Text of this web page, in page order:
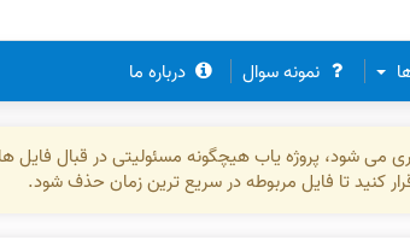
نمونه سوال درباره ما
می شود، پروژه یاب هیچگونه مسئولیتی در قبال
کنید تا فایل مربوطه در سریع ترین زمان حذف شود.